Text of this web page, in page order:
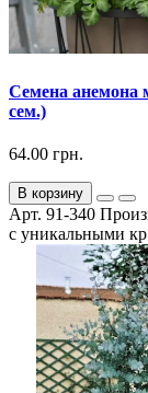
Семена анемона
сем.)
64.00 грн.
В корзину
Арт. 91-340
с уникальными